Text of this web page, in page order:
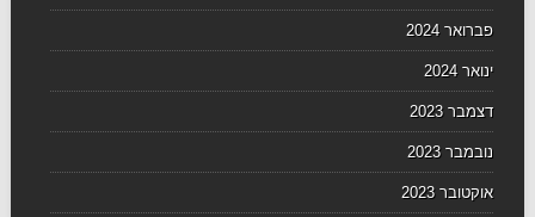
פברואר 2024
ינואר 2024
דצמבר 2023
נובמבר 2023
אוקטובר 2023